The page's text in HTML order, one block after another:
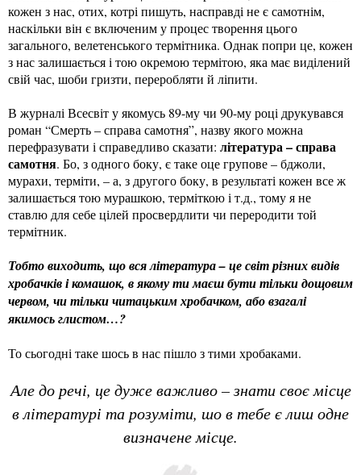
кожен з нас, отих, котрі пишуть, насправді не є самотнім,
наскільки він є включеним у процес творення цього
загального, велетенського термітника. Однак попри це, кожен
з нас залишається і тою окремою термітою, яка має виділений
свій час, шоби гризти, переробляти й ліпити.
В журналі Всесвіт у якомусь 89-му чи 90-му році друкувався
роман “Смерть – справа самотня”, назву якого можна
перефразувати і справедливо сказати: література – справа
самотня. Бо, з одного боку, є таке оце групове – бджоли,
мурахи, терміти, – а, з другого боку, в результаті кожен все ж
залишається тою мурашкою, терміткою і т.д., тому я не
ставлю для себе цілей просвердлити чи переродити той
термітник.
Тобто виходить, що вся література – це світ різних видів
хробачків і комашок, в якому ти маєш бути тільки дощовим
червом, чи тільки читацьким хробачком, або взагалі
якимось глистом…?
То сьогодні таке шось в нас пішло з тими хробаками.
Але до речі, це дуже важливо – знати своє місце
в літературі та розуміти, шо в тебе є лиш одне
визначене місце.